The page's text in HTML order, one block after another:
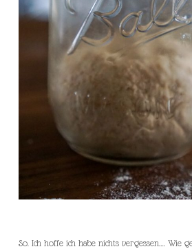
So. Ich hoffe ich habe nichts vergessen…. Wie